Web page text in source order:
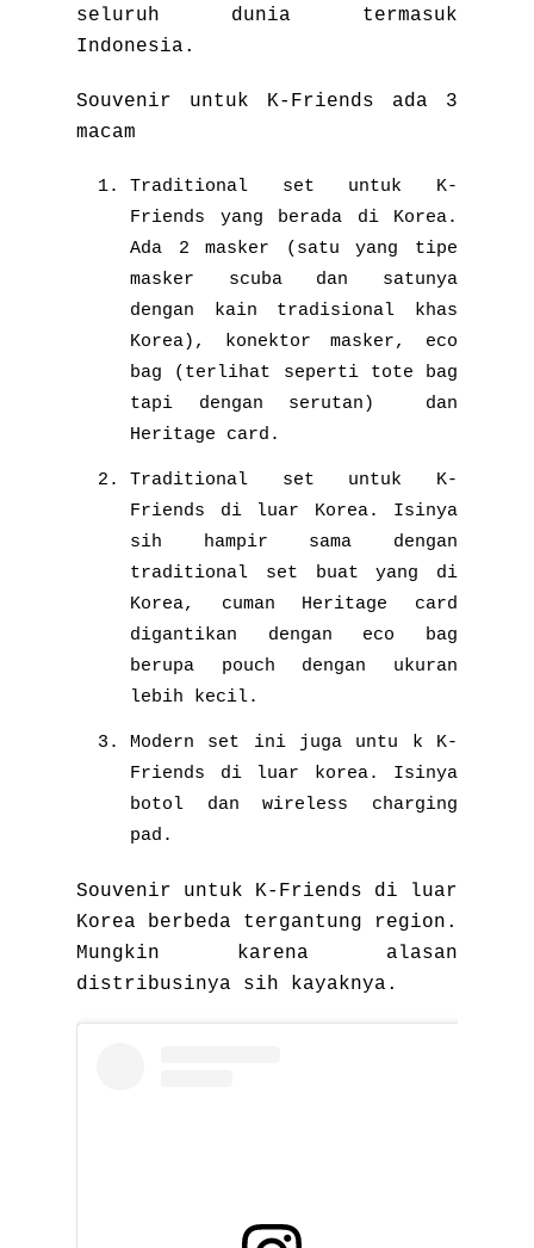
seluruh dunia termasuk
Indonesia.
Souvenir untuk K-Friends ada 3
macam
Traditional set untuk K-
Friends yang berada di Korea.
Ada 2 masker (satu yang tipe
masker scuba dan satunya
dengan kain tradisional khas
Korea), konektor masker, eco
bag (terlihat seperti tote bag
tapi dengan serutan) dan
Heritage card.
Traditional set untuk K-
Friends di luar Korea. Isinya
sih hampir sama dengan
traditional set buat yang di
Korea, cuman Heritage card
digantikan dengan eco bag
berupa pouch dengan ukuran
lebih kecil.
Modern set ini juga untu k K-
Friends di luar korea. Isinya
botol dan wireless charging
pad.
Souvenir untuk K-Friends di luar
Korea berbeda tergantung region.
Mungkin karena alasan
distribusinya sih kayaknya.